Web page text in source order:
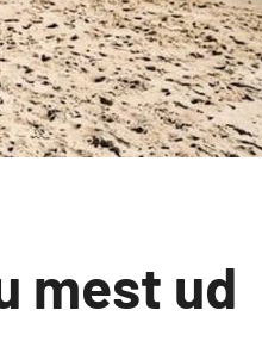
mest ud